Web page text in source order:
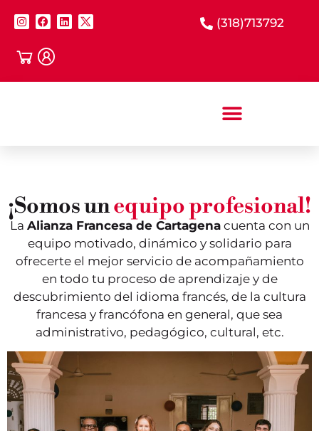
(318)713792
¡Somos unequipo profesional!
La Alianza Francesa de Cartagenacuenta con un
equipo motivado, dinámico y solidario para
ofrecerte el mejor servicio de acompañamiento
en todo tu proceso de aprendizaje y de
descubrimiento del idioma francés, de la cultura
francesa y francófona en general, que sea
administrativo, pedagógico, cultural, etc.